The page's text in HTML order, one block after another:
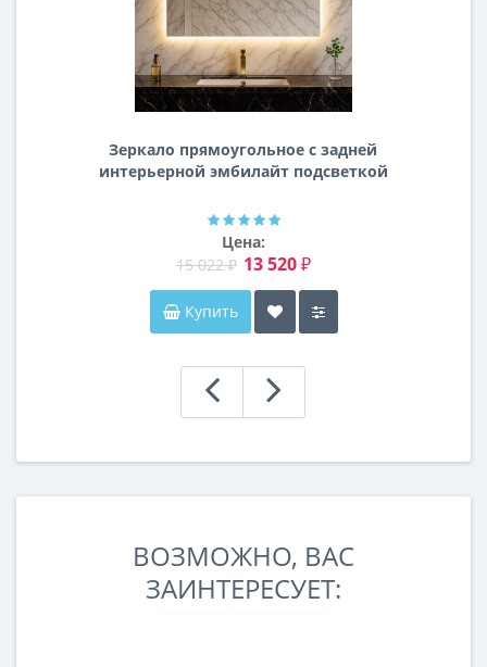
Зеркало прямоугольное с задней
интерьерной эмбилайт подсветкой
Цена:
15 022 ₽ 13 520 ₽
Купить
ВОЗМОЖНО, ВАС
ЗАИНТЕРЕСУЕТ: